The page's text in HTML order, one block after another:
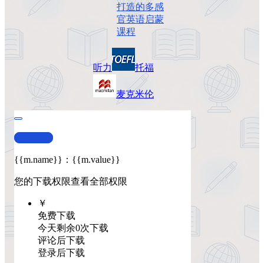
打造的多感
官英语启蒙
课程
听力 托福
麦克米伦
查看演示
{{m.name}} ： {{m.value}}
您的下载权限查看全部权限
￥
免费下载
今天剩余0次下载
评论后下载
登录后下载